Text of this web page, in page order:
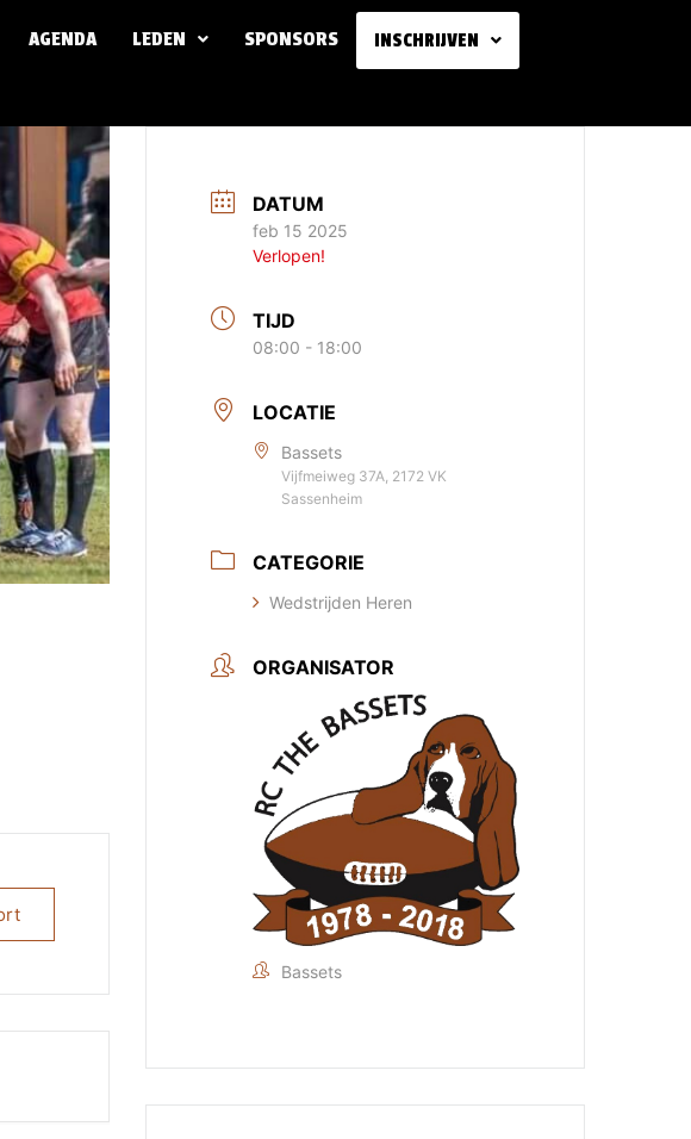
AGENDA LEDEN SPONSORS INSCHRIJVEN
DATUM
feb 15 2025
Verlopen!
TIJD
08:00 - 18:00
LOCATIE
Bassets
Vijfmeiweg 37A, 2172 VK
Sassenheim
CATEGORIE
Wedstrijden Heren
ORGANISATOR
Bassets